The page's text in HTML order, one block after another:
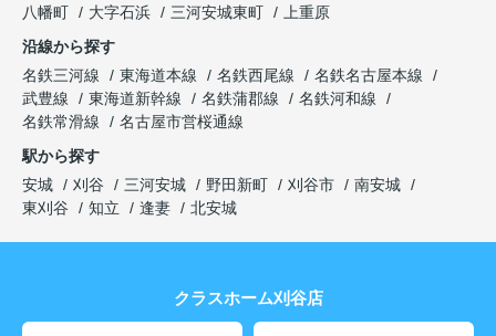
八幡町
大字石浜 三河安城東町
上重原
沿線から探す
名鉄三河線
東海道本線 名鉄西尾線
名鉄名古屋本線
武豊線
東海道新幹線 名鉄蒲郡線
名鉄河和線
名鉄常滑線
名古屋市営桜通線
駅から探す
安城
刈谷 三河安城 野田新町 刈谷市
南安城
東刈谷
知立 逢妻 北安城
クラスホーム刈谷店